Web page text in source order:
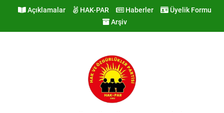
Açıklamalar HAK-PAR Haberler
Üyelik Formu
Arşiv